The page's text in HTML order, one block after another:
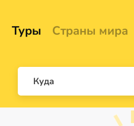
Туры Страны мира
Куда